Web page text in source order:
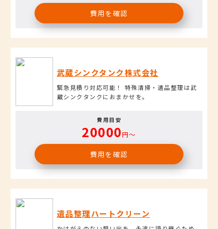
費用を確認
武蔵シンクタンク株式会社
緊急見積り対応可能！ 特殊清掃・遺品整理は武
蔵シンクタンクにおまかせを。
費用目安
20000円〜
費用を確認
遺品整理ハートクリーン